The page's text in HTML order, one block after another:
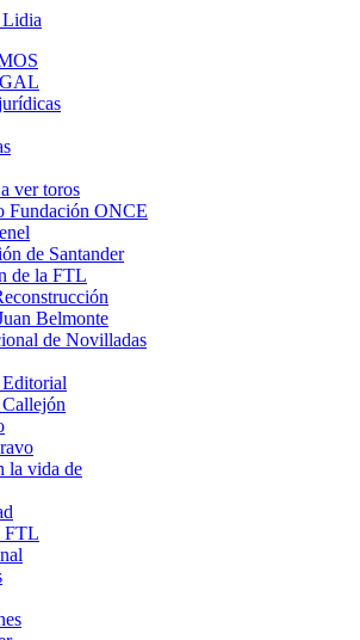
ver toros
Fundación ONCE
de Santander
de la FTL
Belmonte
de Novilladas
la vida de
FTL